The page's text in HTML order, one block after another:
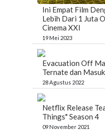
Ini Empat Film
Lebih Dari 1 Juta
Cinema XXI
19 Mei 2023
Evacuation Off
Ternate dan
28 Agustus 2022
Netflix Release
Things" Season 4
09 November 2021